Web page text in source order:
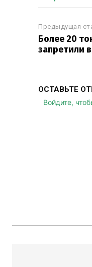
Предыдущая
Более 20
запретили
ОСТАВЬТЕ
Войдите,